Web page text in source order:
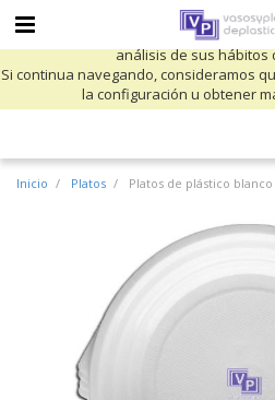
Utilizamos cookies propias y de
y mostrarle publicidad relacionada
análisis de sus hábitos
Si continua navegando, consideramos
la configuración u obtener
Inicio Platos Platos de plástico